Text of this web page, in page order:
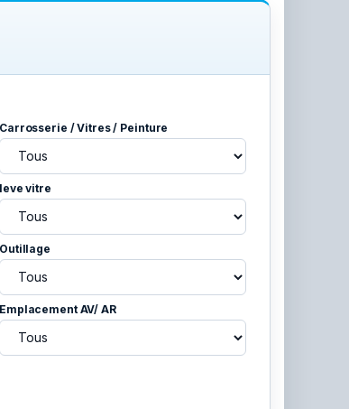
Carrosserie / Vitres / Peinture
leve vitre
Outillage
Emplacement AV/ AR